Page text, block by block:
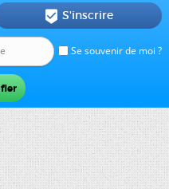
Se souvenir de moi ?
 S'inscrire